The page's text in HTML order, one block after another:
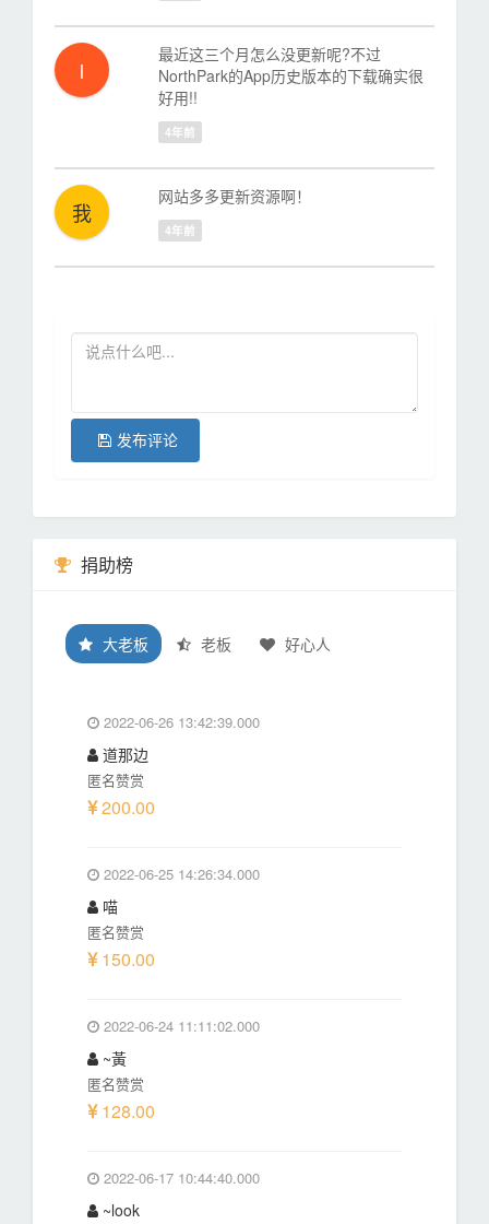
l
最近这三个月怎么没更新呢?不过
NorthPark的App历史版本的下载确实很
好用!!
4年前
我
网站多多更新资源啊！
4年前
发布评论
捐助榜
大老板 老板 好心人
2022-06-26 13:42:39.000
道那边
匿名赞赏
200.00
2022-06-25 14:26:34.000
喵
匿名赞赏
150.00
2022-06-24 11:11:02.000
~黃
匿名赞赏
128.00
2022-06-17 10:44:40.000
~look